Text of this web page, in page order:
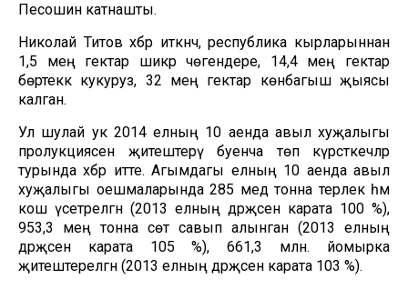
Песошин катнашты.
Николай Титов хәбәр иткәнчә, республика кырларыннан
1,5 мең гектар шикәр чөгендере, 14,4 мең гектар
бөртеккә кукуруз, 32 мең гектар көнбагыш җыясы
калган.
Ул шулай ук 2014 елның 10 аенда авыл хуҗалыгы
пролукциясен җитештерү буенча төп күрсәткечләр
турында хәбәр итте. Агымдагы елның 10 аенда авыл
хуҗалыгы оешмаларында 285 мед тонна терлек һәм
кош үсетрелгән (2013 елның дәрәҗәсенә карата 100 %),
953,3 мең тонна сөт савып алынган (2013 елның
дәрәҗәсенә карата 105 %), 661,3 млн. йомырка
җитештерелгән (2013 елның дәрәҗәсенә карата 103 %).